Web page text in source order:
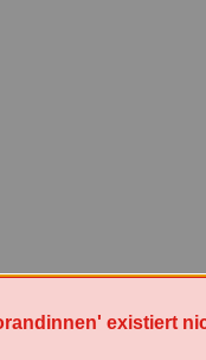
existiert